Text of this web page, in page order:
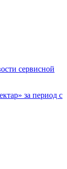
сервисной
за период с